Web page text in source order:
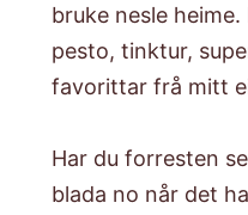
bruke nesle
pesto, tinktur,
favorittar frå mitt
Har du forresten
blada no når det